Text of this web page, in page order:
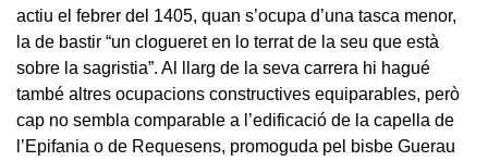
actiu el febrer del 1405, quan s’ocupa d’una tasca menor,
la de bastir “un clogueret en lo terrat de la seu que està
sobre la sagristia”. Al llarg de la seva carrera hi hagué
també altres ocupacions constructives equiparables, però
cap no sembla comparable a l’edificació de la capella de
l’Epifania o de Requesens, promoguda pel bisbe Guerau